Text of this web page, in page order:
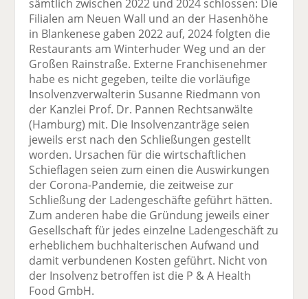
te
il
e
n
il
e
n
n
d
e
n
sämtlich zwischen 2022 und 2024 schlossen: Die
Filialen am Neuen Wall und an der Hasenhöhe
in Blankenese gaben 2022 auf, 2024 folgten die
Restaurants am Winterhuder Weg und an der
Großen Rainstraße. Externe Franchisenehmer
habe es nicht gegeben, teilte die vorläufige
Insolvenzverwalterin Susanne Riedmann von
der Kanzlei Prof. Dr. Pannen Rechtsanwälte
(Hamburg) mit. Die Insolvenzanträge seien
jeweils erst nach den Schließungen gestellt
worden. Ursachen für die wirtschaftlichen
Schieflagen seien zum einen die Auswirkungen
der Corona-Pandemie, die zeitweise zur
Schließung der Ladengeschäfte geführt hätten.
Zum anderen habe die Gründung jeweils einer
Gesellschaft für jedes einzelne Ladengeschäft zu
erheblichem buchhalterischen Aufwand und
damit verbundenen Kosten geführt. Nicht von
der Insolvenz betroffen ist die P & A Health
Food GmbH.